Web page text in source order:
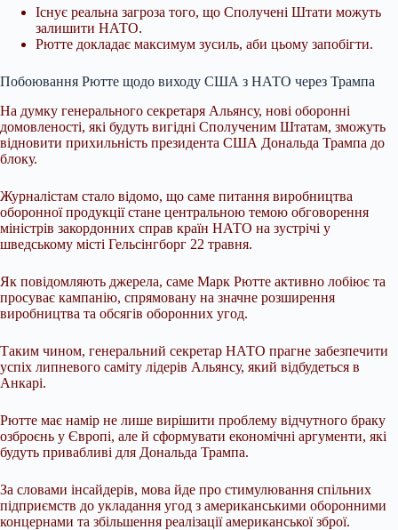
Існує реальна загроза того, що Сполучені Штати можуть
залишити НАТО.
Рютте докладає максимум зусиль, аби цьому запобігти.
Побоювання Рютте щодо виходу США з НАТО через Трампа
На думку генерального секретаря Альянсу, нові оборонні
домовленості, які будуть вигідні Сполученим Штатам, зможуть
відновити прихильність президента США Дональда Трампа до
блоку.
Журналістам стало відомо, що саме питання виробництва
оборонної продукції стане центральною темою обговорення
міністрів закордонних справ країн НАТО на зустрічі у
шведському місті Гельсінгборг 22 травня.
Як повідомляють джерела, саме Марк Рютте активно лобіює та
просуває кампанію, спрямовану на значне розширення
виробництва та обсягів оборонних угод.
Таким чином, генеральний секретар НАТО прагне забезпечити
успіх липневого саміту лідерів Альянсу, який відбудеться в
Анкарі.
Рютте має намір не лише вирішити проблему відчутного браку
озброєнь у Європі, але й сформувати економічні аргументи, які
будуть привабливі для Дональда Трампа.
За словами інсайдерів, мова йде про стимулювання спільних
підприємств до укладання угод з американськими оборонними
концернами та збільшення реалізації американської зброї.